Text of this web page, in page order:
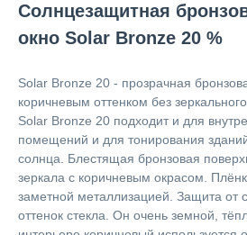
Солнцезащитная
окно Solar Bronze 20 %
Solar Bronze 20 - прозрачная
коричневым оттенком без
Solar Bronze 20 подходит и для
помещений и для тонирования
солнца. Блестящая бронзовая
зеркала с коричневым окрасом.
заметной металлизацией. Защита от
оттенок стекла. Он очень земной,